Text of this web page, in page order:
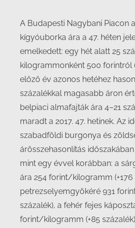
A Budapesti Nagybani Piacon
kígyóuborka ára a 47. héten
emelkedett: egy hét alatt 25
kilogrammonként 500 forintról
előző év azonos hetéhez
százalékkal magasabb áron
belpiaci almafajták ára 4–21
maradt a 2017. 47. hetinek. Az
szabadföldi burgonya és
árösszehasonlítás
mint egy évvel korábban: a
ára 254 forint/kilogramm (+176
petrezselyemgyökéré 931
százalék), a fehér fejes
forint/kilogramm (+85